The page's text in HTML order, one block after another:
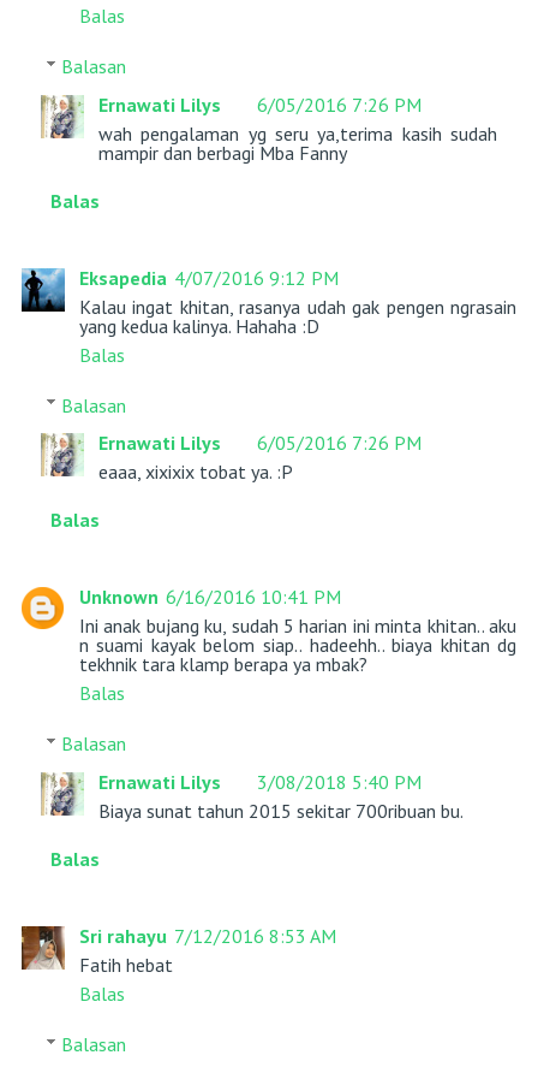
Balas
Balasan
Ernawati Lilys
6/05/2016 7:26 PM
wah pengalaman yg seru ya,terima kasih sudah
mampir dan berbagi Mba Fanny
Balas
Eksapedia 4/07/2016 9:12 PM
Kalau ingat khitan, rasanya udah gak pengen ngrasain
yang kedua kalinya. Hahaha :D
Balas
Balasan
Ernawati Lilys
6/05/2016 7:26 PM
eaaa, xixixix tobat ya. :P
Balas
Unknown 6/16/2016 10:41 PM
Ini anak bujang ku, sudah 5 harian ini minta khitan.. aku
n suami kayak belom siap.. hadeehh.. biaya khitan dg
tekhnik tara klamp berapa ya mbak?
Balas
Balasan
Ernawati Lilys
3/08/2018 5:40 PM
Biaya sunat tahun 2015 sekitar 700ribuan bu.
Balas
Sri rahayu 7/12/2016 8:53 AM
Fatih hebat
Balas
Balasan